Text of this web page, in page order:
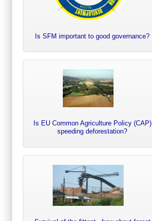
Is SFM important to good governance?
Is EU Common Agriculture Policy (CAP)
speeding deforestation?